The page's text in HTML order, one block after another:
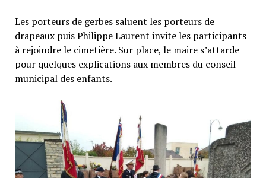
Les porteurs de gerbes saluent les porteurs de
drapeaux puis Philippe Laurent invite les participants
à rejoindre le cimetière. Sur place, le maire s’attarde
pour quelques explications aux membres du conseil
municipal des enfants.